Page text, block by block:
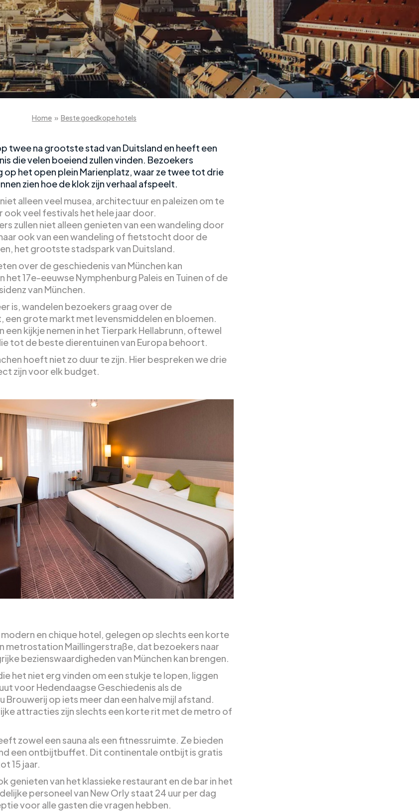
Home » Beste goedkope hotels
twee na grootste stad van Duitsland en heeft een
die velen boeiend zullen vinden. Bezoekers
op het open plein Marienplatz, waar ze twee tot drie
zien hoe de klok zijn verhaal afspeelt.
alleen veel musea, architectuur en paleizen om te
ook veel festivals het hele jaar door.
zullen niet alleen genieten van een wandeling door
ook van een wandeling of fietstocht door de
het grootste stadspark van Duitsland.
over de geschiedenis van München kan
het 17e-eeuwse Nymphenburg Paleis en Tuinen of de
van München.
is, wandelen bezoekers graag over de
een grote markt met levensmiddelen en bloemen.
een kijkje nemen in het Tierpark Hellabrunn, oftewel
tot de beste dierentuinen van Europa behoort.
hoeft niet zo duur te zijn. Hier bespreken we drie
zijn voor elk budget.
modern en chique hotel, gelegen op slechts een korte
metrostation Maillingerstraße, dat bezoekers naar
bezienswaardigheden van München kan brengen.
het niet erg vinden om een stukje te lopen, liggen
voor Hedendaagse Geschiedenis als de
Brouwerij op iets meer dan een halve mijl afstand.
attracties zijn slechts een korte rit met de metro of
zowel een sauna als een fitnessruimte. Ze bieden
een ontbijtbuffet. Dit continentale ontbijt is gratis
15 jaar.
genieten van het klassieke restaurant en de bar in het
personeel van New Orly staat 24 uur per dag
voor alle gasten die vragen hebben.